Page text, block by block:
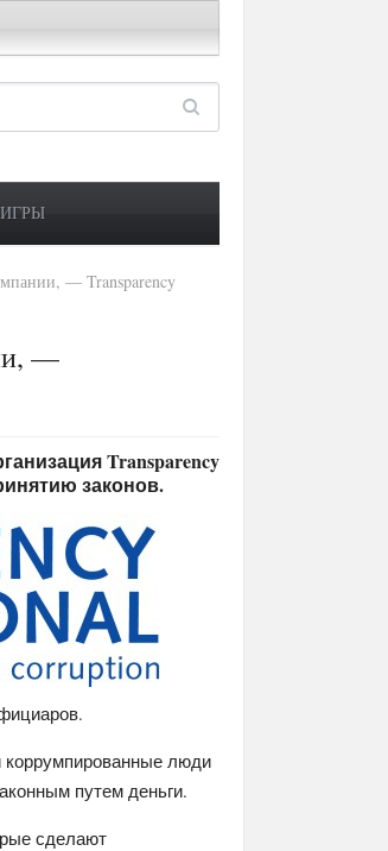
— Transparency
—
Transparency
законов.
коррумпированные люди
путем деньги.
сделают